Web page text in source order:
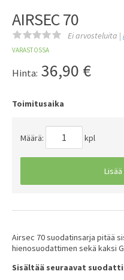
AIRSEC 70
Ei arvosteluita |
VARASTOSSA
Hinta: 36,90 €
Toimitusaika
Määrä: kpl
Airsec 70 suodatinsarja pitää
hienosuodattimen sekä kaksi
Sisältää seuraavat